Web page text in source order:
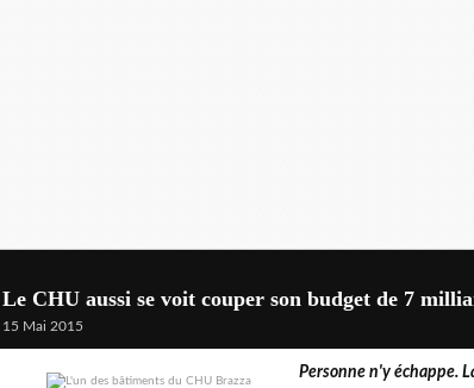
Le CHU aussi se voit couper son budget de 7
15 Mai 2015
Personne n'y échappe.